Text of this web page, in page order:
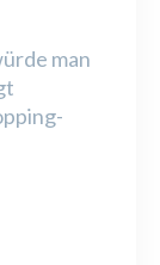
man